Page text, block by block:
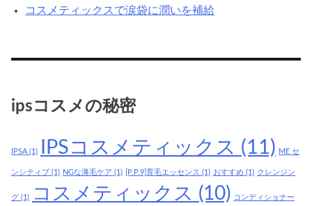
コスメティックスで涙袋に潤いを補給
ipsコスメの秘密
IPSA (1) IPSコスメティックス (11) ME セ
ンシティブ (1) NGな薄毛ケア (1) [P.P.9]育毛エッセンス (1) おすすめ (1) クレンジン
グ (1) コスメティックス (10) コンディショナー